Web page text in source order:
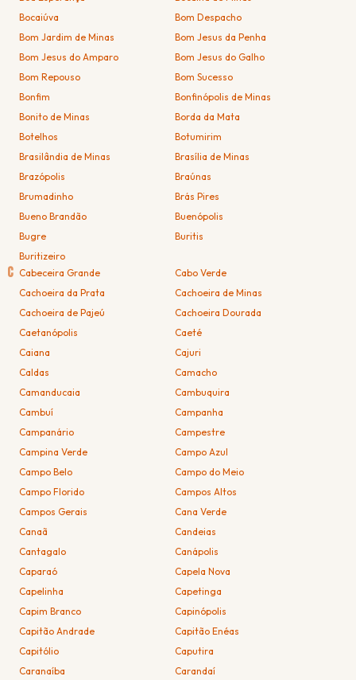
Bocaiúva
Bom Despacho
Bom Jardim de Minas
Bom Jesus da Penha
Bom Jesus do Amparo
Bom Jesus do Galho
Bom Repouso
Bom Sucesso
Bonfim
Bonfinópolis de Minas
Bonito de Minas
Borda da Mata
Botelhos
Botumirim
Brasilândia de Minas
Brasília de Minas
Brazópolis
Braúnas
Brumadinho
Brás Pires
Bueno Brandão
Buenópolis
Bugre
Buritis
Buritizeiro
C Cabeceira Grande
Cabo Verde
Cachoeira da Prata
Cachoeira de Minas
Cachoeira de Pajeú
Cachoeira Dourada
Caetanópolis
Caeté
Caiana
Cajuri
Caldas
Camacho
Camanducaia
Cambuquira
Cambuí
Campanha
Campanário
Campestre
Campina Verde
Campo Azul
Campo Belo
Campo do Meio
Campo Florido
Campos Altos
Campos Gerais
Cana Verde
Canaã
Candeias
Cantagalo
Canápolis
Caparaó
Capela Nova
Capelinha
Capetinga
Capim Branco
Capinópolis
Capitão Andrade
Capitão Enéas
Capitólio
Caputira
Caranaíba
Carandaí